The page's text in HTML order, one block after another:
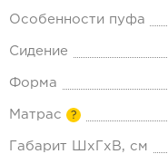
Особенности пуфа
Сидение
Форма
Матрас ?
Габарит ШхГхВ, см